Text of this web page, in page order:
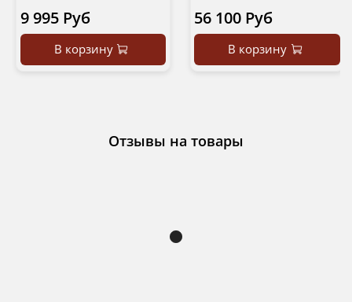
9 995 Руб
В корзину
56 100 Руб
В корзину
Отзывы на товары